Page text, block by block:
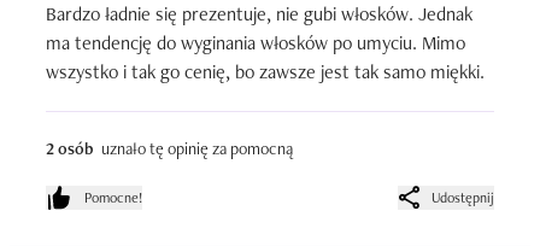
Bardzo ładnie się prezentuje, nie gubi włosków. Jednak
ma tendencję do wyginania włosków po umyciu. Mimo
wszystko i tak go cenię, bo zawsze jest tak samo miękki.
2 osób uznało tę opinię za pomocną
Pomocne! Udostępnij